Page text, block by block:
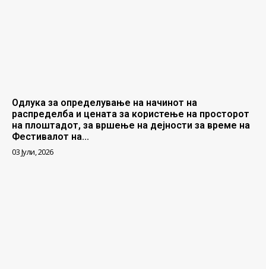
Одлука за определување на начинот на
распределба и цената за користење на просторот
на плоштадот, за вршење на дејности за време на
Фестивалот на...
03 Јули, 2026